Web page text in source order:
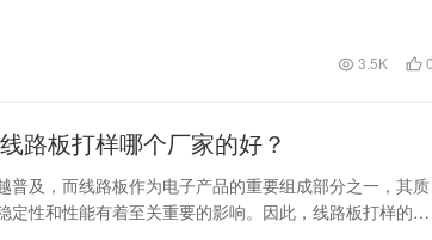
3.5K 0
路板打样哪个厂家的好？
普及，而线路板作为电子产品的重要组成部分之一，其质
定性和性能有着至关重要的影响。因此，线路板打样的时